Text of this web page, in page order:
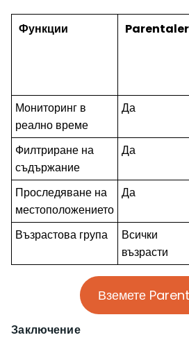
Функции Parentaler
Мониторинг в
реално време
Да
Филтриране на
съдържание
Да
Проследяване на
местоположението
Да
Възрастова група
Всички
възрасти
Вземете
Заключение